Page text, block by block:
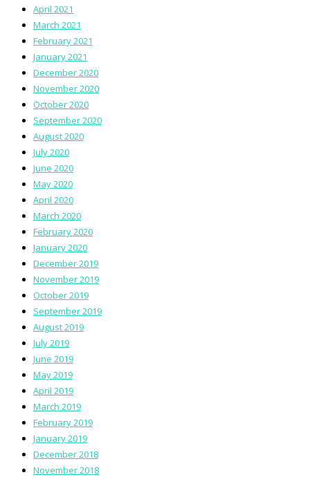
April 2021
March 2021
February 2021
January 2021
December 2020
November 2020
October 2020
September 2020
August 2020
July 2020
June 2020
May 2020
April 2020
March 2020
February 2020
January 2020
December 2019
November 2019
October 2019
September 2019
August 2019
July 2019
June 2019
May 2019
April 2019
March 2019
February 2019
January 2019
December 2018
November 2018